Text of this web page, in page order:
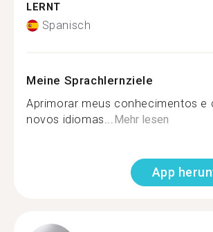
LERNT
Spanisch
Meine Sprachlernziele
Aprimorar meus conhecimentos e
novos idiomas...Mehr lesen
App